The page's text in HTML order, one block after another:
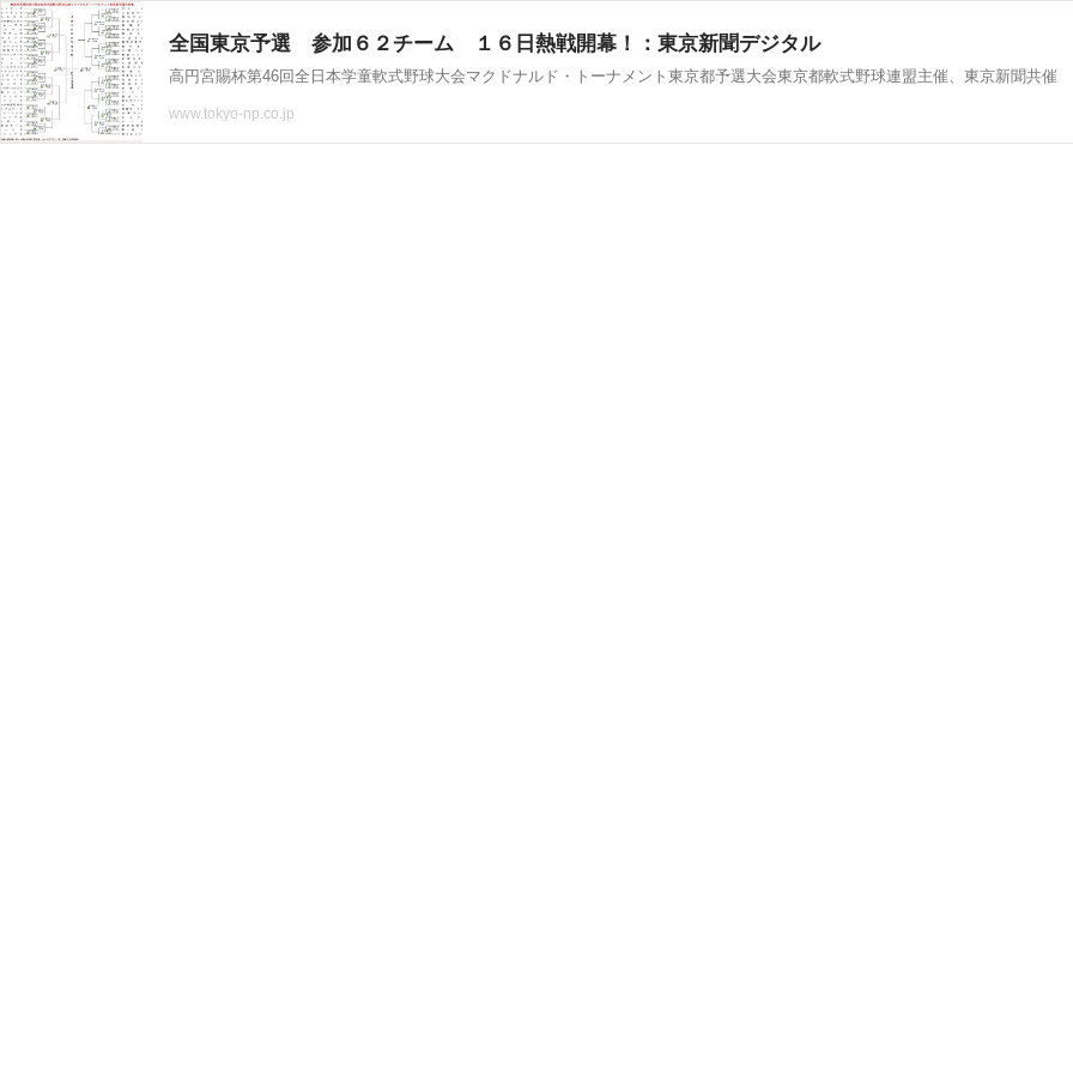
全国東京予選 参加６２チーム １６日熱戦開幕！：東京新聞デジタル
高円宮賜杯第46回全日本学童軟式野球大会マクドナルド・トーナメント東京都予選大会東京都軟式野球連盟主催、東京新聞共
www.tokyo-np.co.jp